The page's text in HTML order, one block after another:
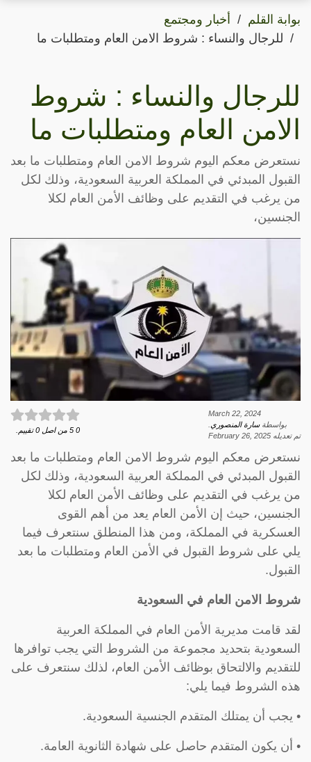
بوابة القلم
أخبار ومجتمع
للرجال والنساء : شروط الامن العام ومتطلبات ما
للرجال والنساء : شروط
الامن العام ومتطلبات ما
نستعرض معكم اليوم شروط الامن العام ومتطلبات ما بعد
القبول المبدئي في المملكة العربية السعودية، وذلك لكل
من يرغب في التقديم على وظائف الأمن العام لكلا
الجنسين،
March 22, 2024
بواسطةسارة المنصوري
تم تعديله February 26, 2025
0
5 من اصل 0 تقييم.
نستعرض معكم اليوم شروط الامن العام ومتطلبات ما بعد
القبول المبدئي في المملكة العربية السعودية، وذلك لكل
من يرغب في التقديم على وظائف الأمن العام لكلا
الجنسين، حيث إن الأمن العام يعد من أهم القوى
العسكرية في المملكة، ومن هذا المنطلق سنتعرف فيما
يلي على شروط القبول في الأمن العام ومتطلبات ما بعد
القبول.
شروط الامن العام في السعودية
لقد قامت مديرية الأمن العام في المملكة العربية
السعودية بتحديد مجموعة من الشروط التي يجب توافرها
للتقديم والالتحاق بوظائف الأمن العام، لذلك سنتعرف على
هذه الشروط فيما يلي:
• يجب أن يمتلك المتقدم الجنسية السعودية.
• أن يكون المتقدم حاصل على شهادة الثانوية العامة.